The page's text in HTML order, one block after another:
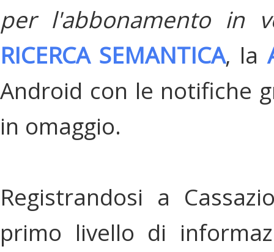
per l'abbonamento in
RICERCA SEMANTICA, la
Android con le notifiche
in omaggio.
Registrandosi a
primo livello di